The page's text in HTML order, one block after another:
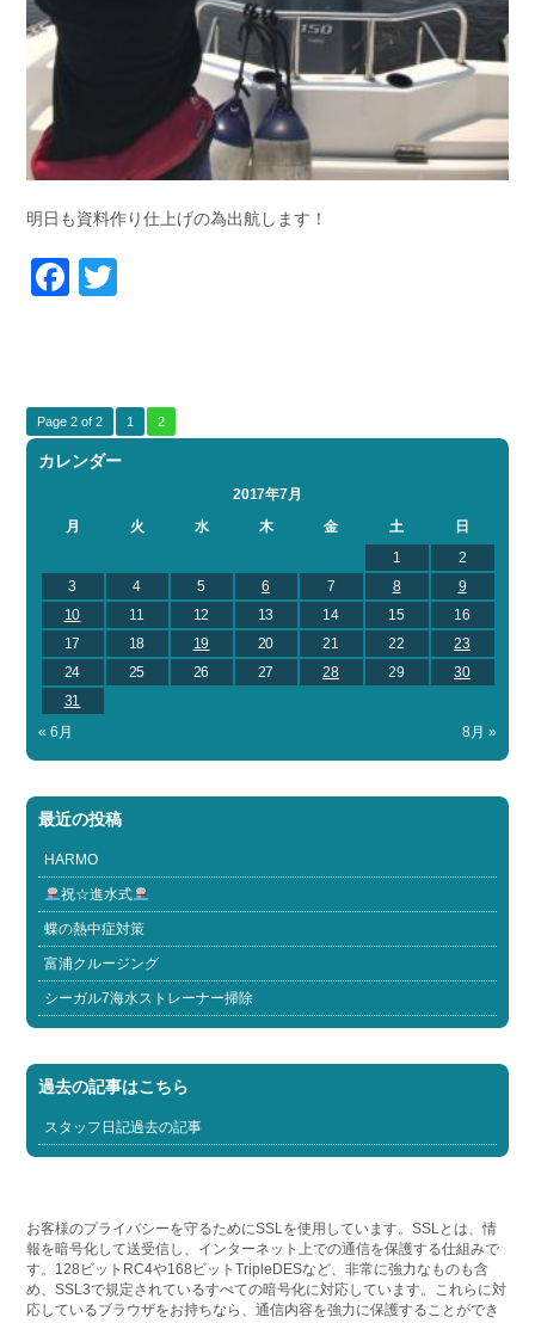
明日も資料作り仕上げの為出航します！
Facebook
Page 2 of 2 1 2
カレンダー
2017年7月
月
火 水 木 金 土
日
1
2
3
4 5 6 7 8
9
10
11 12 13 14 15
16
17
18 19 20 21 22
23
24
25 26 27 28 29
30
31
« 6月
8月 »
最近の投稿
HARMO
祝☆進水式
蝶の熱中症対策
富浦クルージング
シーガル7海水ストレーナー掃除
過去の記事はこちら
スタッフ日記過去の記事
お客様のプライバシーを守るためにSSLを使用しています。SSLとは、情
報を暗号化して送受信し、インターネット上での通信を保護する仕組みで
す。128ビットRC4や168ビットTripleDESなど、非常に強力なものも含
め、SSL3で規定されているすべての暗号化に対応しています。これらに対
応しているブラウザをお持ちなら、通信内容を強力に保護することができ